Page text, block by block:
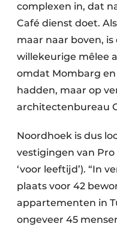
complexen in, dat
Café dienst doet.
maar naar boven,
willekeurige mêlee
omdat Mombarg
hadden, maar op
architectenbureau
Noordhoek is dus
vestigingen van
‘voor leeftijd’). “In
plaats voor 42
appartementen in
ongeveer 45